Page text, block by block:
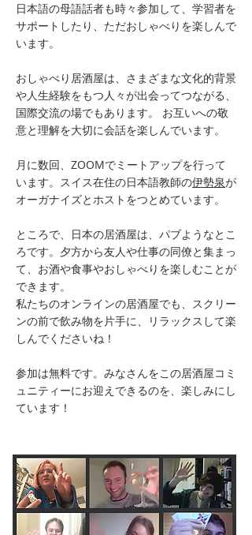
日本語の母語話者も時々参加して、学習者を
サポートしたり、ただおしゃべりを楽しんで
います。
おしゃべり居酒屋は、さまざまな文化的背景
や人生経験をもつ人々が出会ってつながる、
国際交流の場でもあります。 お互いへの敬
意と理解を大切に会話を楽しんでいます。
月に数回、ZOOMでミートアップを行って
います。スイス在住の日本語教師の伊勢泉が
オーガナイズとホストをつとめています。
ところで、日本の居酒屋は、パブようなとこ
ろです。夕方から友人や仕事の同僚と集まっ
て、お酒や食事やおしゃべりを楽しむことが
できます。
私たちのオンラインの居酒屋でも、スクリー
ンの前で飲み物を片手に、リラックスして楽
しんでくださいね！
​参加は無料です。みなさんをこの居酒屋コミ
ュニティーにお迎えできるのを、楽しみにし
ています！